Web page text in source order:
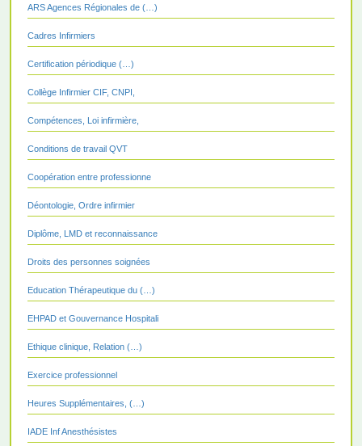
ARS Agences Régionales de (…)
Cadres Infirmiers
Certification périodique (…)
Collège Infirmier CIF, CNPI,
Compétences, Loi infirmière,
Conditions de travail QVT
Coopération entre professionne
Déontologie, Ordre infirmier
Diplôme, LMD et reconnaissance
Droits des personnes soignées
Education Thérapeutique du (…)
EHPAD et Gouvernance Hospitali
Ethique clinique, Relation (…)
Exercice professionnel
Heures Supplémentaires, (…)
IADE Inf Anesthésistes